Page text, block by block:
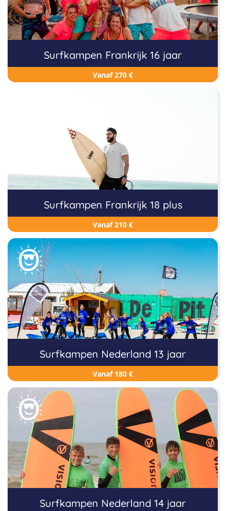
Surfkampen Frankrijk 16 jaar
Vanaf 270 €
Surfkampen Frankrijk 18 plus
Vanaf 210 €
Surfkampen Nederland 13 jaar
Vanaf 180 €
Surfkampen Nederland 14 jaar